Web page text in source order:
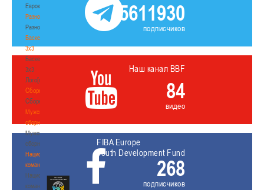
Еврокубки
Разное
Разное
Баскетбол
3х3
Баскетбол
3х3
Лого[modid=121]
Сборные
Сборные
Мужские
сборные
Мужские
сборные
Национальная
команда
Национальная
команда
5611930
подписчиков
Наш канал BBF
84
видео
FIBA Europe
Youth Development Fund
268
подписчиков